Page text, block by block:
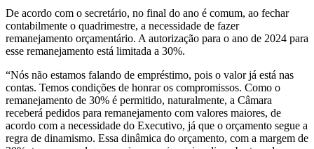
De acordo com o secretário, no final do ano é comum, ao fechar
contabilmente o quadrimestre, a necessidade de fazer
remanejamento orçamentário. A autorização para o ano de 2024 para
esse remanejamento está limitada a 30%.
“Nós não estamos falando de empréstimo, pois o valor já está nas
contas. Temos condições de honrar os compromissos. Como o
remanejamento de 30% é permitido, naturalmente, a Câmara
receberá pedidos para remanejamento com valores maiores, de
acordo com a necessidade do Executivo, já que o orçamento segue a
regra de dinamismo. Essa dinâmica do orçamento, com a margem de